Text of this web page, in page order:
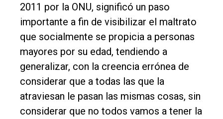
El
único
DIARIO
2011 por la ONU, significó un paso
importante a fin de visibilizar el maltrato
que socialmente se propicia a personas
mayores por su edad, tendiendo a
generalizar, con la creencia errónea de
considerar que a todas las que la
atraviesan le pasan las mismas cosas, sin
considerar que no todos vamos a tener la